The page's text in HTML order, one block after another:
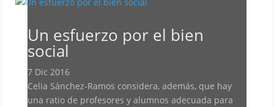
Un esfuerzo por el bien
social
7 Dic 2016
Celia Sánchez-Ramos considera, además, que hay
una ratio de profesores y alumnos adecuada para